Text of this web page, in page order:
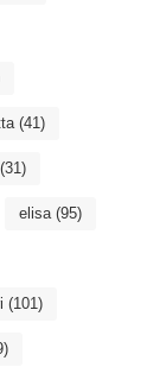
(41)
(31)
elisa(95)
(101)